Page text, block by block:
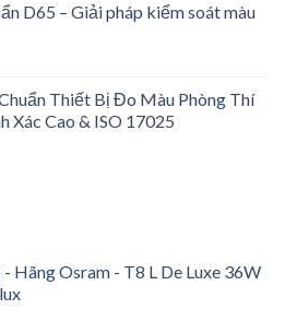
D65 – Giải pháp kiểm soát màu
Thiết Bị Đo Màu Phòng Thí
Xác Cao & ISO 17025
Hãng Osram - T8 L De Luxe 36W